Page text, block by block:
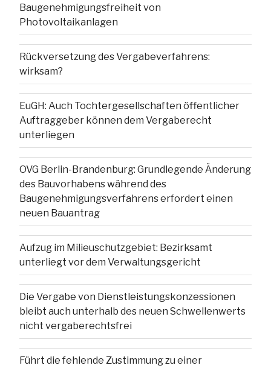
Baugenehmigungsfreiheit von
Photovoltaikanlagen
Rückversetzung des Vergabeverfahrens:
wirksam?
EuGH: Auch Tochtergesellschaften öffentlicher
Auftraggeber können dem Vergaberecht
unterliegen
OVG Berlin-Brandenburg: Grundlegende Änderung
des Bauvorhabens während des
Baugenehmigungsverfahrens erfordert einen
neuen Bauantrag
Aufzug im Milieuschutzgebiet: Bezirksamt
unterliegt vor dem Verwaltungsgericht
Die Vergabe von Dienstleistungskonzessionen
bleibt auch unterhalb des neuen Schwellenwerts
nicht vergaberechtsfrei
Führt die fehlende Zustimmung zu einer